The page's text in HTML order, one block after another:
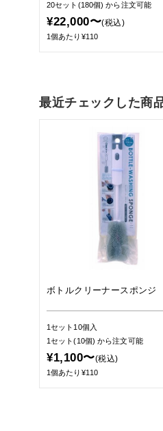
20セット(180個)から注文可能
¥22,000〜(税込)
1個あたり¥110
最近チェックした商
ボトルクリーナースポンジ
1セット10個入
1セット(10個)から注文可能
¥1,100〜(税込)
1個あたり¥110